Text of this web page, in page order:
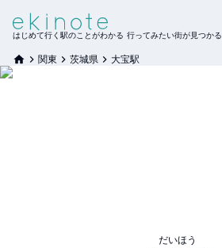
はじめて行く駅のことがわかる 行ってみたい街が見つかる
関東 茨城県 大宝駅
だいほう